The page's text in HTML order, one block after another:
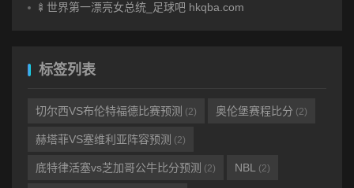
🍢世界第一漂亮女总统_足球吧 hkqba.com
标签列表
切尔西VS布伦特福德比赛预测 (2) 奥伦堡赛程比分 (2)
赫塔菲VS塞维利亚阵容预测 (2)
底特律活塞vs芝加哥公牛比分预测 (2) NBL (2)